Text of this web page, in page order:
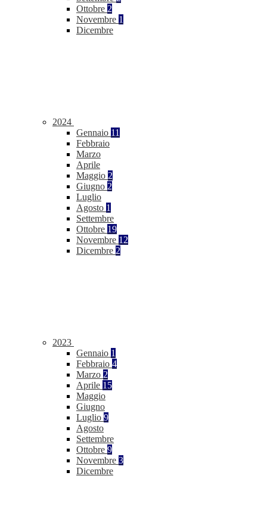
Ottobre 2
Novembre 1
Dicembre
2024
Gennaio 11
Febbraio
Marzo
Aprile
Maggio 2
Giugno 2
Luglio
Agosto 1
Settembre
Ottobre 19
Novembre 12
Dicembre 2
2023
Gennaio 1
Febbraio 4
Marzo 2
Aprile 15
Maggio
Giugno
Luglio 9
Agosto
Settembre
Ottobre 9
Novembre 3
Dicembre